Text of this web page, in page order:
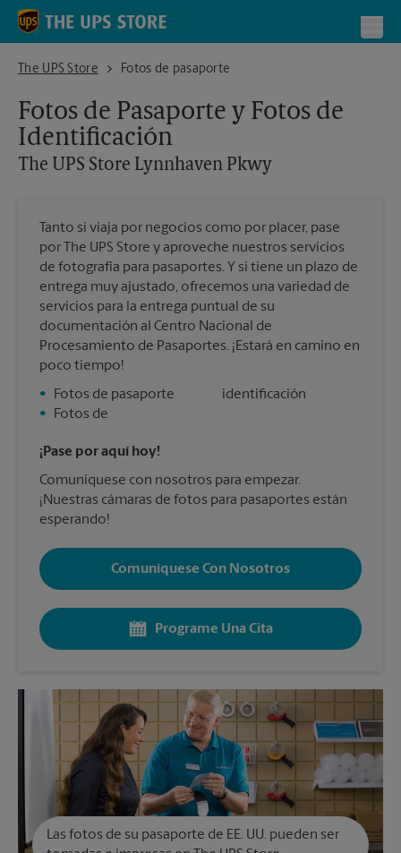
Skip to content
Return to Nav
The UPS Store
The UPS Store Lynnhaven Pkwy
Fotos de pasaporte
Fotos de Pasaporte y Fotos de
Identificación
The UPS Store Lynnhaven Pkwy
Tanto si viaja por negocios como por placer, pase
por The UPS Store y aproveche nuestros servicios
de fotografía para pasaportes. Y si tiene un plazo de
entrega muy ajustado, ofrecemos una variedad de
servicios para la entrega puntual de su
documentación al Centro Nacional de
Procesamiento de Pasaportes. ¡Estará en camino en
poco tiempo!
•
Fotos de pasaporte
•
Fotos de
identificación
¡Pase por aquí hoy!
Comuníquese con nosotros para empezar.
¡Nuestras cámaras de fotos para pasaportes están
esperando!
Comuníquese Con Nosotros
Programe Una Cita
Las fotos de su pasaporte de EE. UU. pueden ser